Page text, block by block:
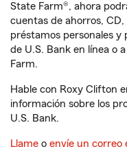
State Farm®, ahora
cuentas de ahorros,
préstamos personales y
de U.S. Bank en línea o
Farm.
Hable con Roxy Clifton
información sobre los
U.S. Bank.
Llame o envíe un correo